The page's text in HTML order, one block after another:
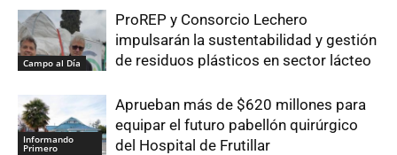
Campo al Día
ProREP y Consorcio Lechero
impulsarán la sustentabilidad y gestión
de residuos plásticos en sector lácteo
Informando
Primero
Aprueban más de $620 millones para
equipar el futuro pabellón quirúrgico
del Hospital de Frutillar